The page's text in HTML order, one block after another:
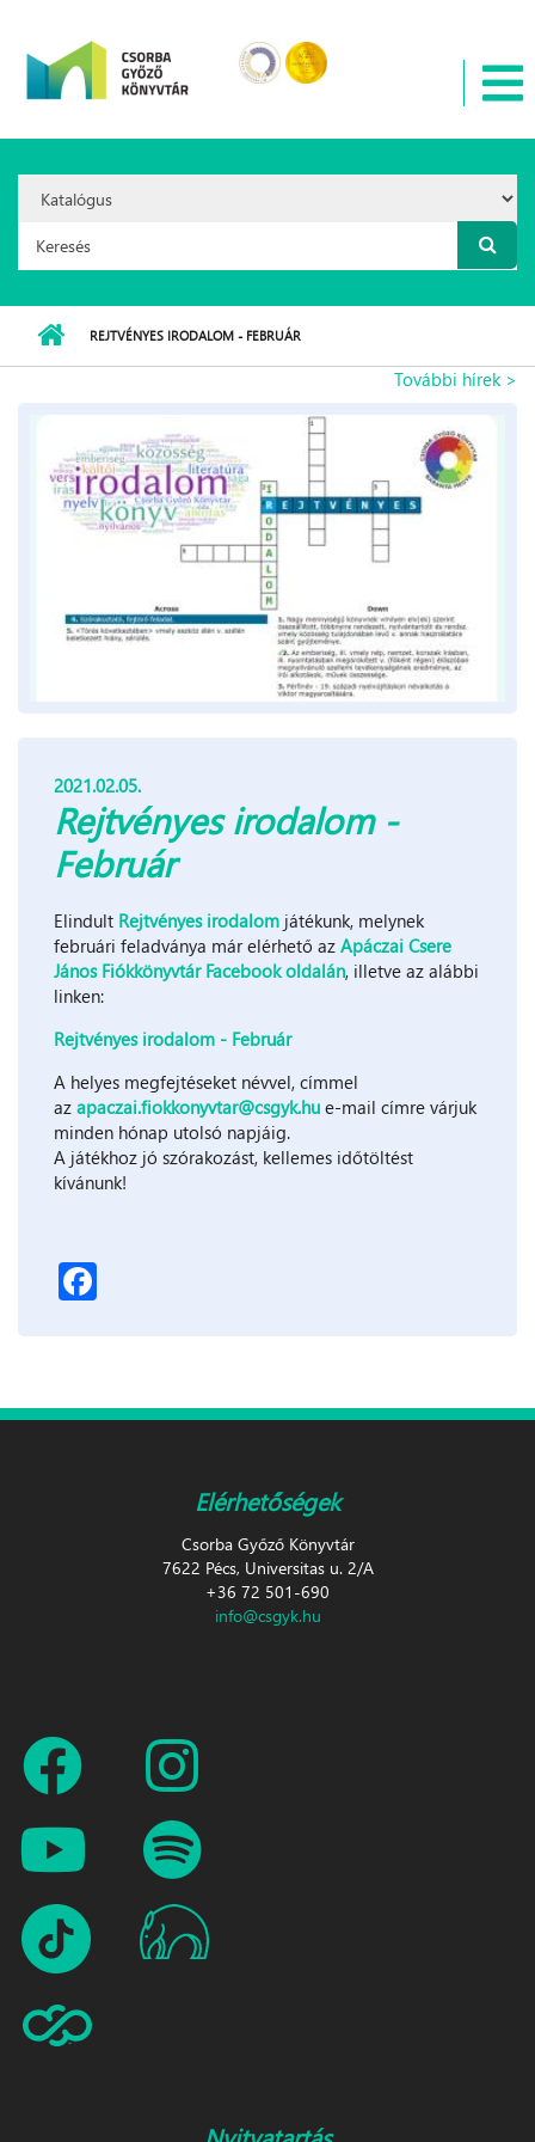
Option:
Keresés űrlap
REJTVÉNYES IRODALOM - FEBRUÁR
További hírek >
2021.02.05.
Rejtvényes irodalom -
Február
Elindult Rejtvényes irodalom játékunk, melynek
februári feladványa már elérhető az Apáczai Csere
János Fiókkönyvtár Facebook oldalán, illetve az alábbi
linken:
Rejtvényes irodalom - Február
A helyes megfejtéseket névvel, címmel
az apaczai.fiokkonyvtar@csgyk.hu e-mail címre várjuk
minden hónap utolsó napjáig.
A játékhoz jó szórakozást, kellemes időtöltést
kívánunk!
Elérhetőségek
Csorba Győző Könyvtár
7622 Pécs, Universitas u. 2/A
+36 72 501-690
info@csgyk.hu